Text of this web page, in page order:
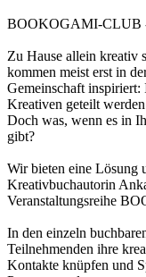
BOOKOGAMI-CLUB -
Zu Hause allein kreativ
kommen meist erst in
Gemeinschaft inspiriert:
Kreativen geteilt
Doch was, wenn es in
gibt?
Wir bieten eine Lösung
Kreativbuchautorin
Veranstaltungsreihe
In den einzeln
Teilnehmenden ihre
Kontakte knüpfen und